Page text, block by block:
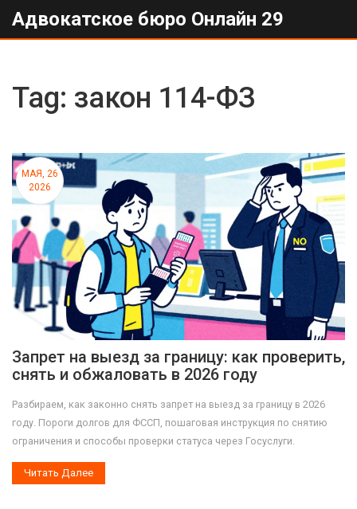
Адвокатское бюро Онлайн 29
Tag: закон 114-ФЗ
МАЯ, 26
2026
Запрет на выезд за границу: как проверить,
снять и обжаловать в 2026 году
Разбираем, как законно снять запрет на выезд за границу в 2026
году. Пороги долгов для ФССП, пошаговая инструкция по снятию
ограничения и способы проверки статуса через Госуслуги.
Читать Далее